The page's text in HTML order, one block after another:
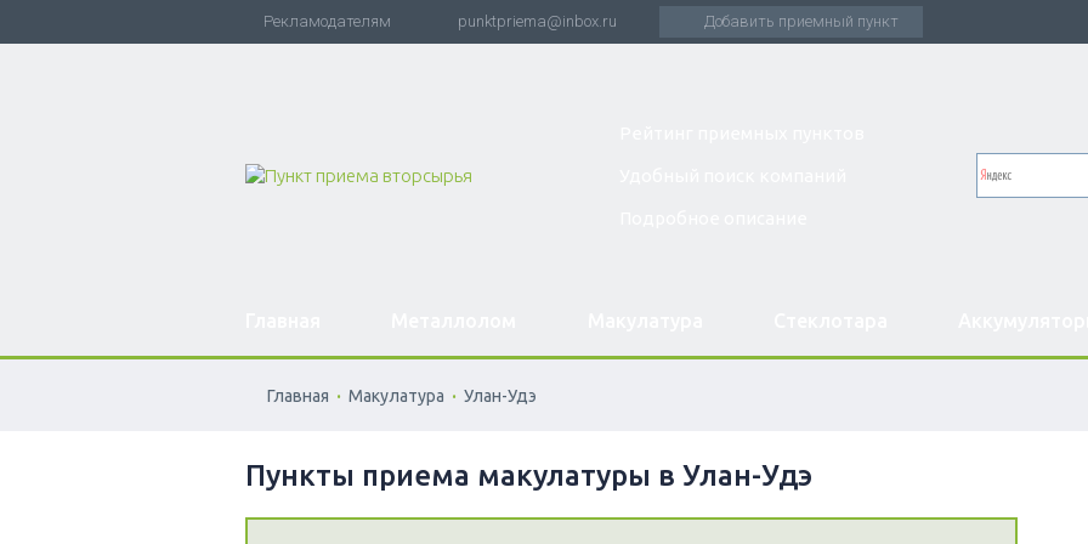
Рекламодателям punktpriema@inbox.ru Добавить приемный пункт
Главная . Макулатура . Улан-Удэ
Пункты приема макулатуры в Улан-Удэ